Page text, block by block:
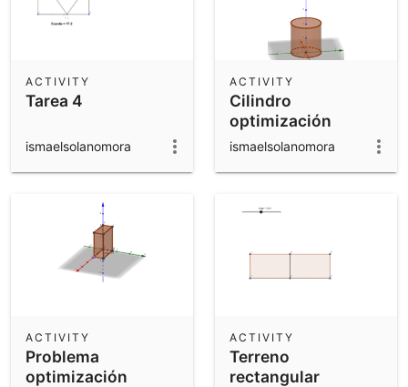
Tarea 4
ACTIVITY
ismaelsolanomora
Cilindro
optimización
ACTIVITY
ismaelsolanomora
Problema
optimización
ACTIVITY
Terreno
rectangular
ACTIVITY